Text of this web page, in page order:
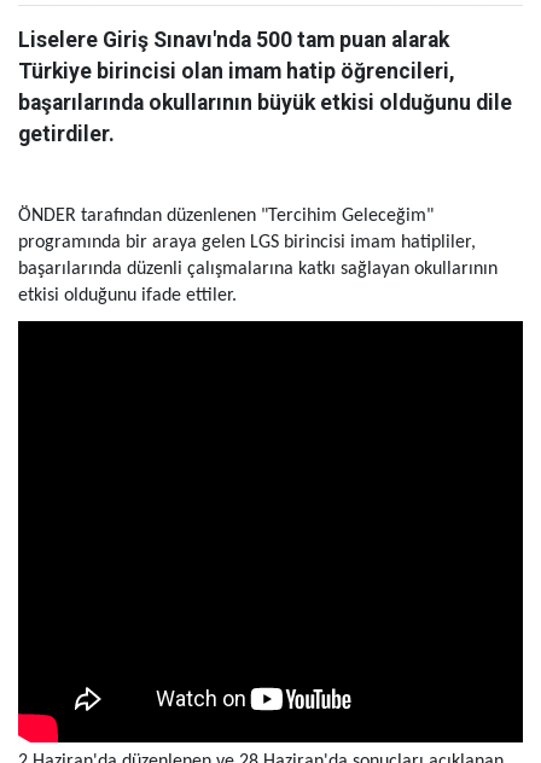
​​​​​​​Liselere Giriş Sınavı'nda 500 tam puan alarak
Türkiye birincisi olan imam hatip öğrencileri,
başarılarında okullarının büyük etkisi olduğunu dile
getirdiler.
ÖNDER tarafından düzenlenen "Tercihim Geleceğim"
programında bir araya gelen LGS birincisi imam hatipliler,
başarılarında düzenli çalışmalarına katkı sağlayan okullarının
etkisi olduğunu ifade ettiler.